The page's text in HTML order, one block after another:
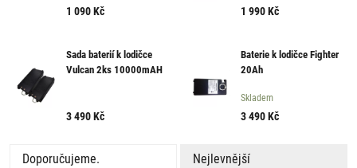
1 090Kč 1 990Kč
Sada baterií k lodičce
Vulcan 2ks 10000mAH
3 490Kč
Baterie k lodičce Fighter
20Ah
Skladem
3 490Kč
Doporučujeme.
Nejlevnější